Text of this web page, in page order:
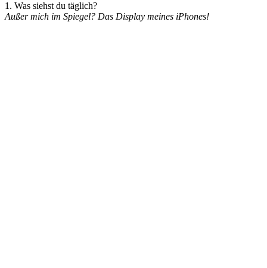
1. Was siehst du täglich?
Außer mich im Spiegel? Das Display meines iPhones!